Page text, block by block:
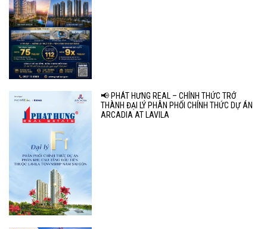
📢 PHÁT HƯNG REAL – CHÍNH THỨC TRỞ
THÀNH ĐẠI LÝ PHÂN PHỐI CHÍNH THỨC DỰ ÁN
ARCADIA AT LAVILA